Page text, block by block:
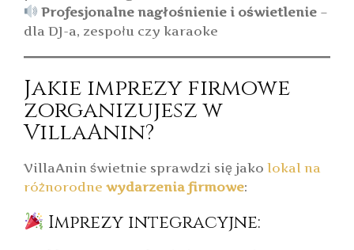
Profesjonalne nagłośnienie i oświetlenie –
dla DJ-a, zespołu czy karaoke
Jakie imprezy firmowe
zorganizujesz w
VillaAnin?
VillaAnin świetnie sprawdzi się jako lokal na
różnorodne wydarzenia firmowe:
Imprezy integracyjne: